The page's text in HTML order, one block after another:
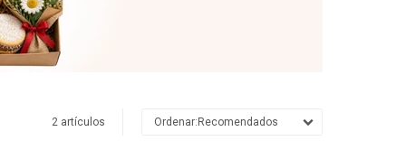
2 artículos Recomendados